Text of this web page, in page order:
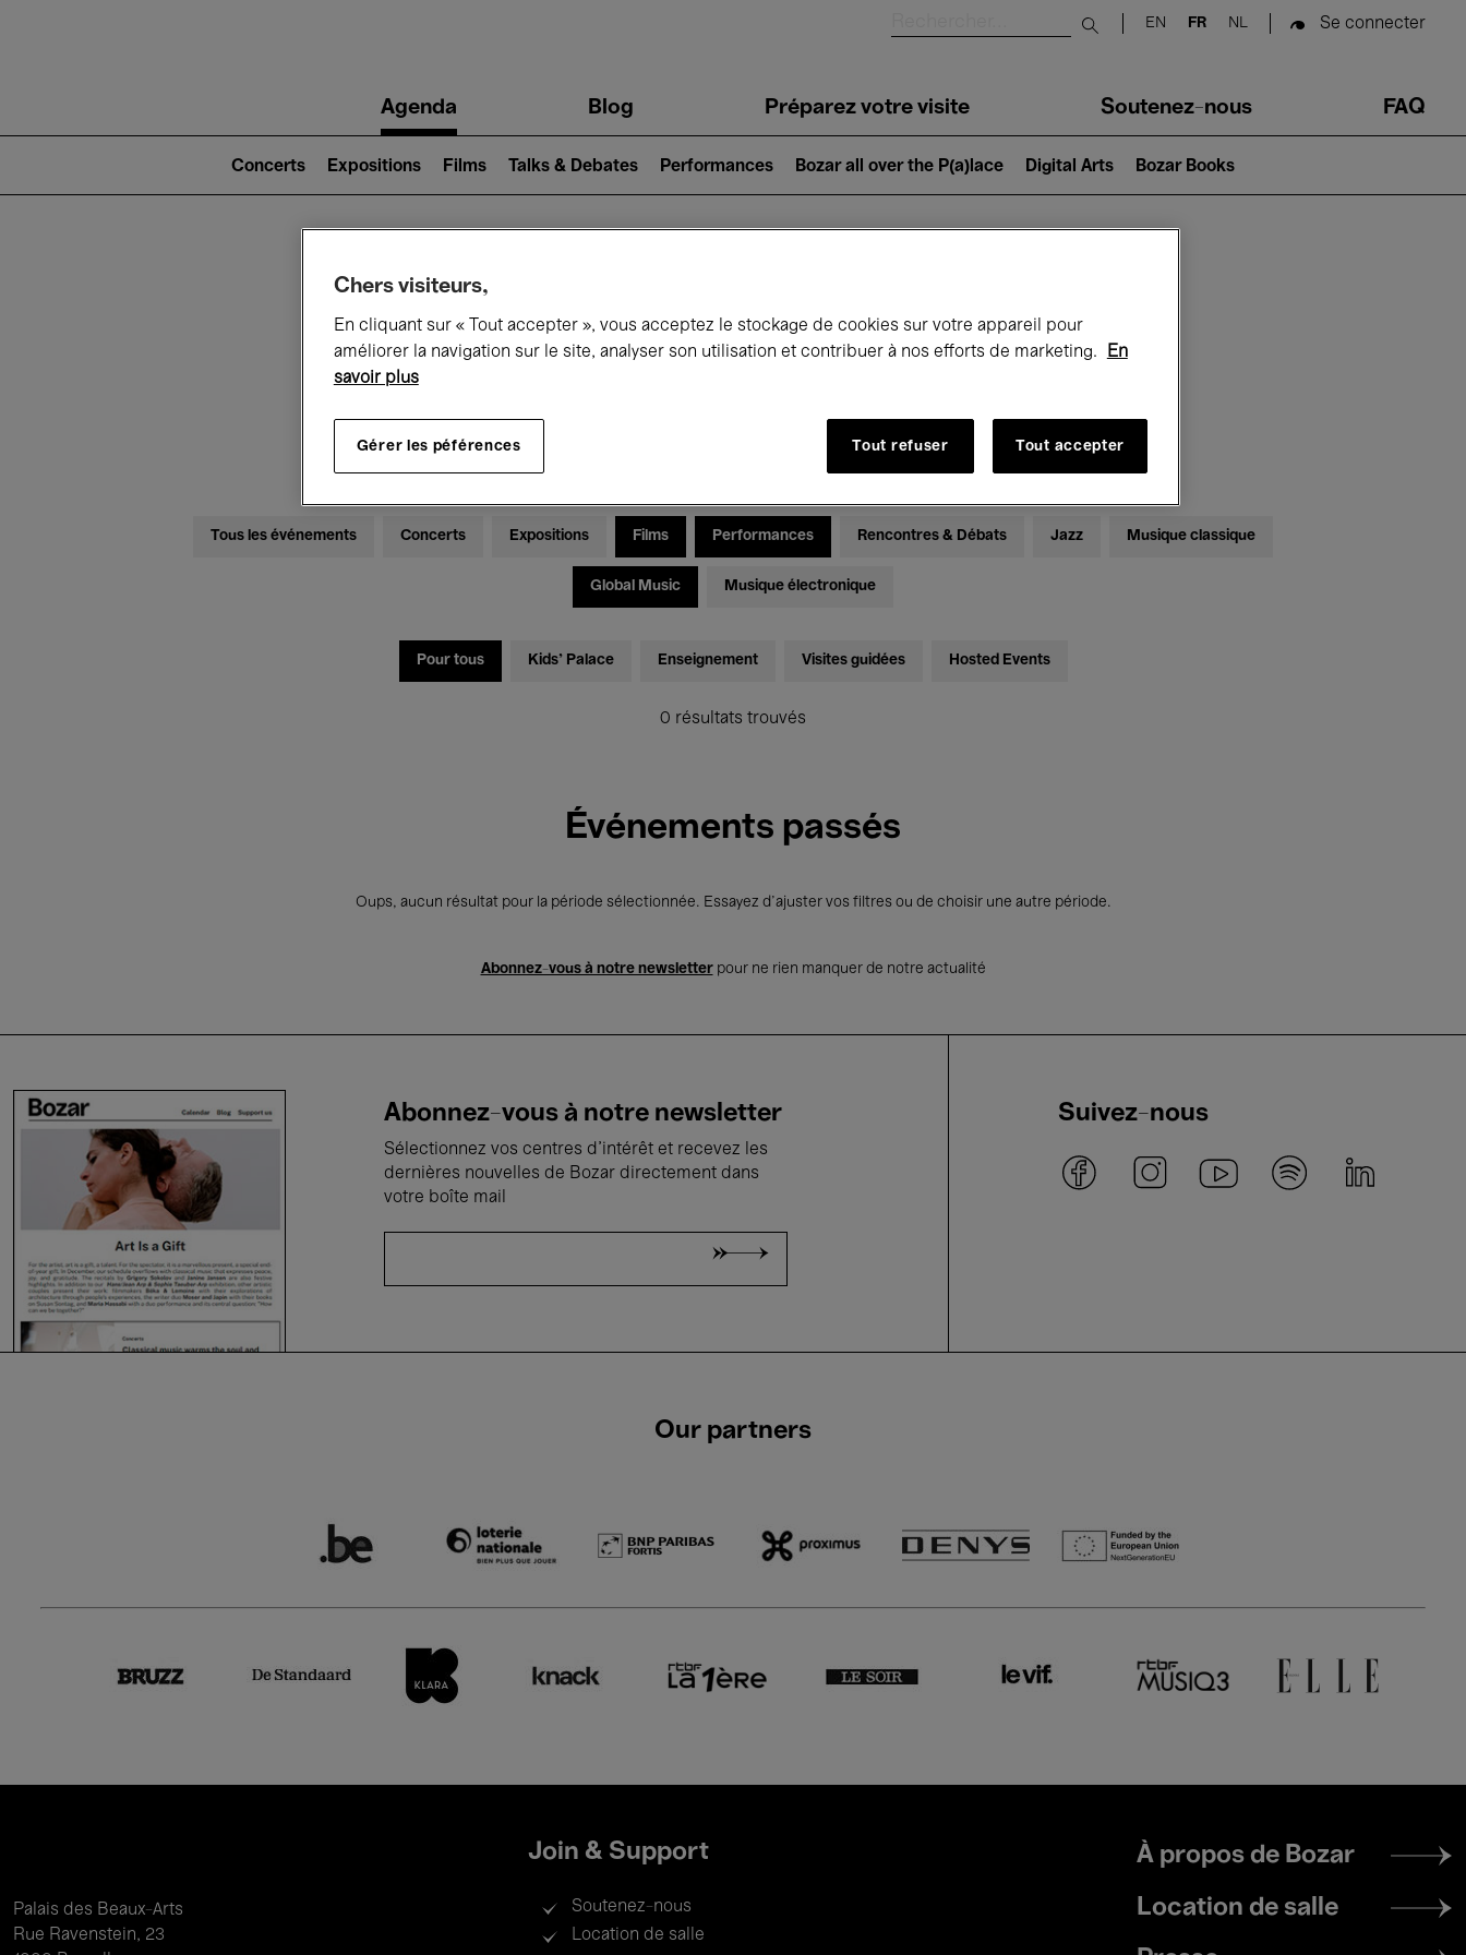
Submit search
EN FR NL Se connecter
navigationAgenda Blog Préparez votre visite Soutenez-nous FAQ
2)
Concerts Expositions Films Talks & Debates Performances Bozar all over the P(a)lace Digital Arts Bozar Books
Ce qui se passe à Bozar
Samedi 13 Juin 2026
Tous les événements Concerts Expositions Films Performances Rencontres & Débats Jazz Musique classique
Global Music Musique électronique
Pour tous Kids’ Palace Enseignement Visites guidées Hosted Events
0 résultats trouvés
Événements passés
Oups, aucun résultat pour la période sélectionnée. Essayez d’ajuster vos filtres ou de choisir une autre période.
Abonnez-vous à notre newsletterpour ne rien manquer de notre actualité
Abonnez-vous à notre newsletter
Sélectionnez vos centres d'intérêt et recevez les
dernières nouvelles de Bozar directement dans
votre boîte mail
Suivez-nous
Our partners
Palais des Beaux-Arts
Rue Ravenstein, 23
Join & Support
Soutenez-nous
Location de salle
Footer
menu
À propos de Bozar
Location de salle
Chers visiteurs,
En cliquant sur « Tout accepter », vous acceptez le stockage de cookies sur votre appareil pour
améliorer la navigation sur le site, analyser son utilisation et contribuer à nos efforts de marketing.
En
savoir plus
Gérer les péférences Tout refuser Tout accepter